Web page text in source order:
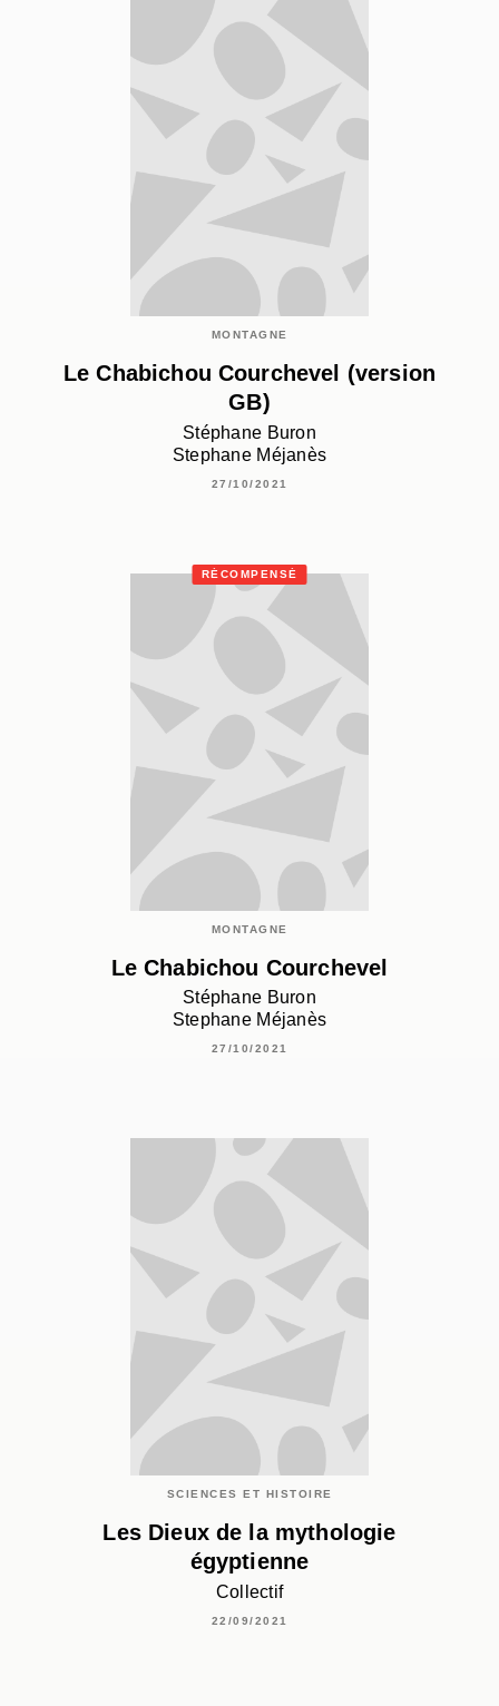
MONTAGNE
Le Chabichou Courchevel (version
GB)
Stéphane Buron
Stephane Méjanès
27/10/2021
RÉCOMPENSÉ
MONTAGNE
Le Chabichou Courchevel
Stéphane Buron
Stephane Méjanès
27/10/2021
SCIENCES ET HISTOIRE
Les Dieux de la mythologie
égyptienne
Collectif
22/09/2021